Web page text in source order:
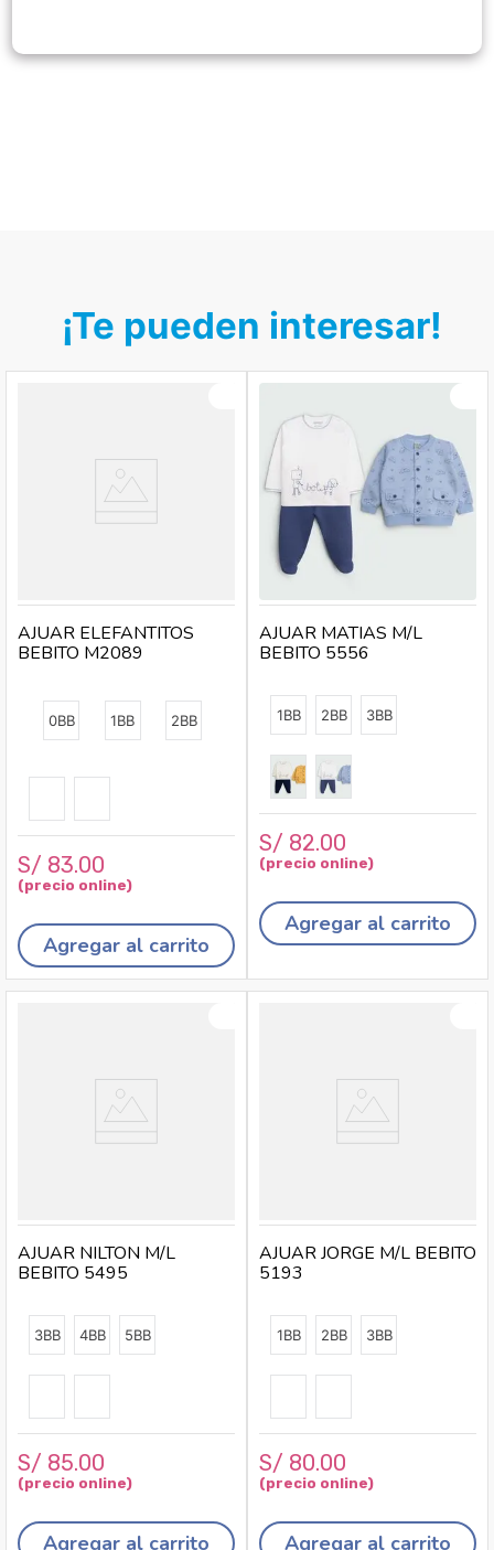
¡Te pueden interesar!
0BB 1BB 2BB
AJUAR ELEFANTITOS
BEBITO M2089
S/ 83.00
Agregar al carrito
1BB 2BB 3BB
AJUAR MATIAS M/L
BEBITO 5556
S/ 82.00
Agregar al carrito
3BB 4BB 5BB
AJUAR NILTON M/L
BEBITO 5495
S/ 85.00
Agregar al carrito
1BB 2BB 3BB
AJUAR JORGE M/L BEBITO
5193
S/ 80.00
Agregar al carrito